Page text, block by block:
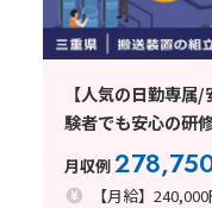
【人気の日勤専
験者でも安心の研
場で使用する搬送
月収例
【月給】